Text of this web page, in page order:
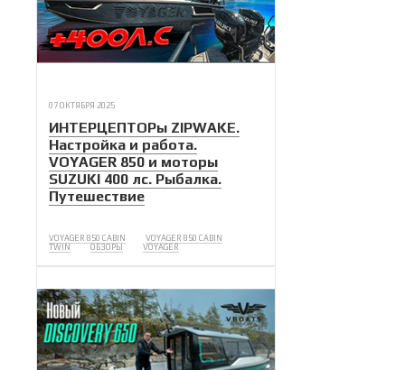
07 ОКТЯБРЯ 2025
ИНТЕРЦЕПТОРы ZIPWAKE.
Настройка и работа.
VOYAGER 850 и моторы
SUZUKI 400 лс. Рыбалка.
Путешествие
VOYAGER 850 CABIN
VOYAGER 850 CABIN
TWIN
ОБЗОРЫ VOYAGER